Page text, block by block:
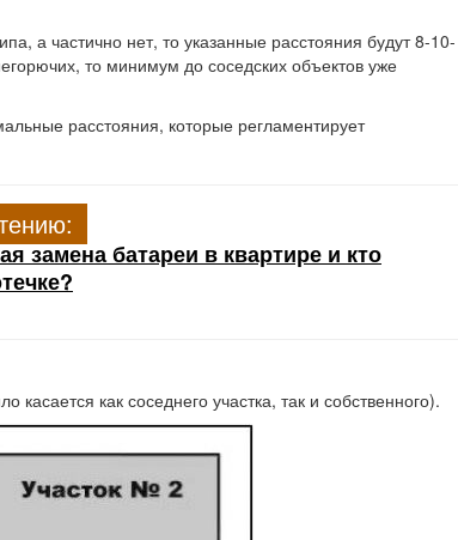
а частично нет, то указанные расстояния будут 8-10-
то минимум до соседских объектов уже
расстояния, которые регламентирует
замена батареи в квартире и кто
как соседнего участка, так и собственного).